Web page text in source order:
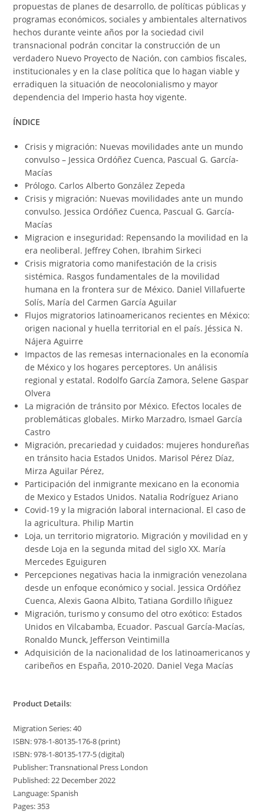
propuestas de planes de desarrollo, de políticas públicas y
programas económicos, sociales y ambientales alternativos
hechos durante veinte años por la sociedad civil
transnacional podrán concitar la construcción de un
verdadero Nuevo Proyecto de Nación, con cambios fiscales,
institucionales y en la clase política que lo hagan viable y
erradiquen la situación de neocolonialismo y mayor
dependencia del Imperio hasta hoy vigente.
ÍNDICE
Crisis y migración: Nuevas movilidades ante un mundo
convulso – Jessica Ordóñez Cuenca, Pascual G. García-
Macías
Prólogo. Carlos Alberto González Zepeda
Crisis y migración: Nuevas movilidades ante un mundo
convulso. Jessica Ordóñez Cuenca, Pascual G. García-
Macías
Migracion e inseguridad: Repensando la movilidad en la
era neoliberal. Jeffrey Cohen, Ibrahim Sirkeci
Crisis migratoria como manifestación de la crisis
sistémica. Rasgos fundamentales de la movilidad
humana en la frontera sur de México. Daniel Villafuerte
Solís, María del Carmen García Aguilar
Flujos migratorios latinoamericanos recientes en México:
origen nacional y huella territorial en el país. Jéssica N.
Nájera Aguirre
Impactos de las remesas internacionales en la economía
de México y los hogares perceptores. Un análisis
regional y estatal. Rodolfo García Zamora, Selene Gaspar
Olvera
La migración de tránsito por México. Efectos locales de
problemáticas globales. Mirko Marzadro, Ismael García
Castro
Migración, precariedad y cuidados: mujeres hondureñas
en tránsito hacia Estados Unidos. Marisol Pérez Díaz,
Mirza Aguilar Pérez,
Participación del inmigrante mexicano en la economia
de Mexico y Estados Unidos. Natalia Rodríguez Ariano
Covid-19 y la migración laboral internacional. El caso de
la agricultura. Philip Martin
Loja, un territorio migratorio. Migración y movilidad en y
desde Loja en la segunda mitad del siglo XX. María
Mercedes Eguiguren
Percepciones negativas hacia la inmigración venezolana
desde un enfoque económico y social. Jessica Ordóñez
Cuenca, Alexis Gaona Albito, Tatiana Gordillo Iñiguez
Migración, turismo y consumo del otro exótico: Estados
Unidos en Vilcabamba, Ecuador. Pascual García-Macías,
Ronaldo Munck, Jefferson Veintimilla
Adquisición de la nacionalidad de los latinoamericanos y
caribeños en España, 2010-2020. Daniel Vega Macías
Product Details:
Migration Series: 40
ISBN: 978-1-80135-176-8 (print)
ISBN: 978-1-80135-177-5 (digital)
Publisher: Transnational Press London
Published: 22 December 2022
Language: Spanish
Pages: 353